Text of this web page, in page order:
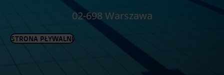
02-698 Warszawa
STRONA PŁYWALNI